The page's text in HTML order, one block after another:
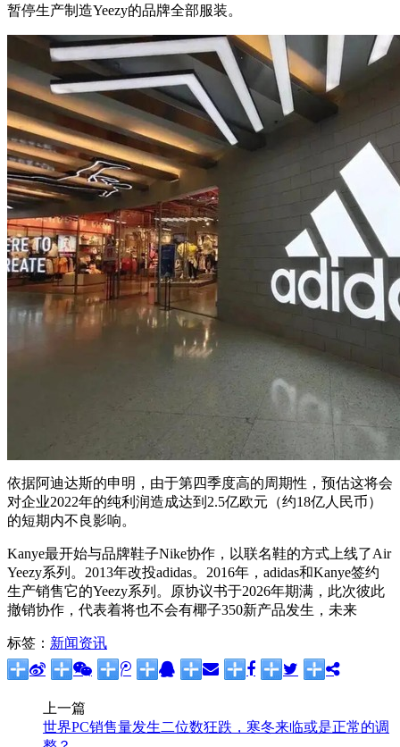
暂停生产制造Yeezy的品牌全部服装。
依据阿迪达斯的申明，由于第四季度高的周期性，预估这将会
对企业2022年的纯利润造成达到2.5亿欧元（约18亿人民币）
的短期内不良影响。
Kanye最开始与品牌鞋子Nike协作，以联名鞋的方式上线了Air
Yeezy系列。2013年改投adidas。2016年，adidas和Kanye签约
生产销售它的Yeezy系列。原协议书于2026年期满，此次彼此
撤销协作，代表着将也不会有椰子350新产品发生，未来
标签： 新闻资讯
上一篇
世界PC销售量发生二位数狂跌，寒冬来临或是正常的调